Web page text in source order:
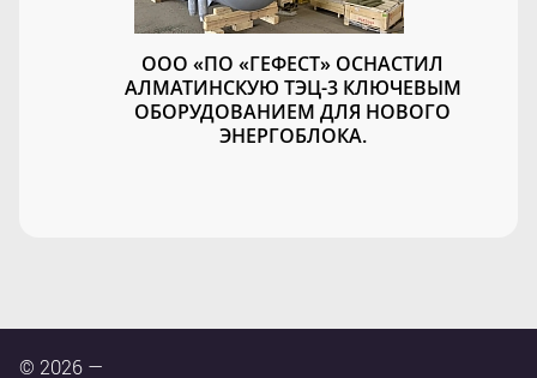
ООО «ПО «ГЕФЕСТ» ОСНАСТИЛ
АЛМАТИНСКУЮ ТЭЦ-3 КЛЮЧЕВЫМ
ОБОРУДОВАНИЕМ ДЛЯ НОВОГО
ЭНЕРГОБЛОКА.
© 2026 —